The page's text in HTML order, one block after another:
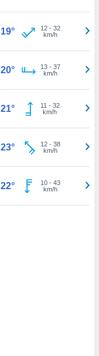
19° 12- 32
km/h
20° 13- 37
km/h
21° 11 - 32
km/h
23° 12- 38
km/h
22° 10- 43
km/h